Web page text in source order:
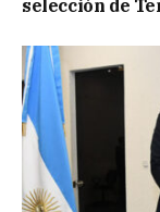
selección de